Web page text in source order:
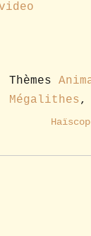
Thèmes
Mégalithes,